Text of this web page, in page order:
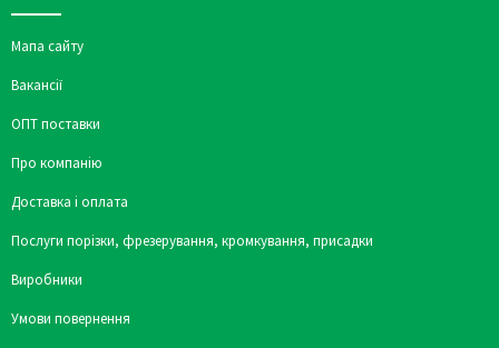
Мапа сайту
Вакансії
ОПТ поставки
Про компанію
Доставка і оплата
Послуги порізки, фрезерування, кромкування, присадки
Виробники
Умови повернення